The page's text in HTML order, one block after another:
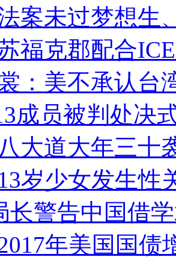
案未过梦想生
福克郡配合
：美不承认台
成员被判处决
大道大年三十
岁少女发生性
长警告中国借
年美国国债